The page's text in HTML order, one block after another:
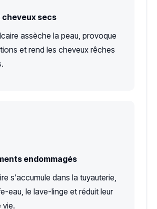
cheveux secs
assèche la peau, provoque
et rend les cheveux rêches
endommagés
s'accumule dans la tuyauterie,
eau, le lave-linge et réduit leur
vie.